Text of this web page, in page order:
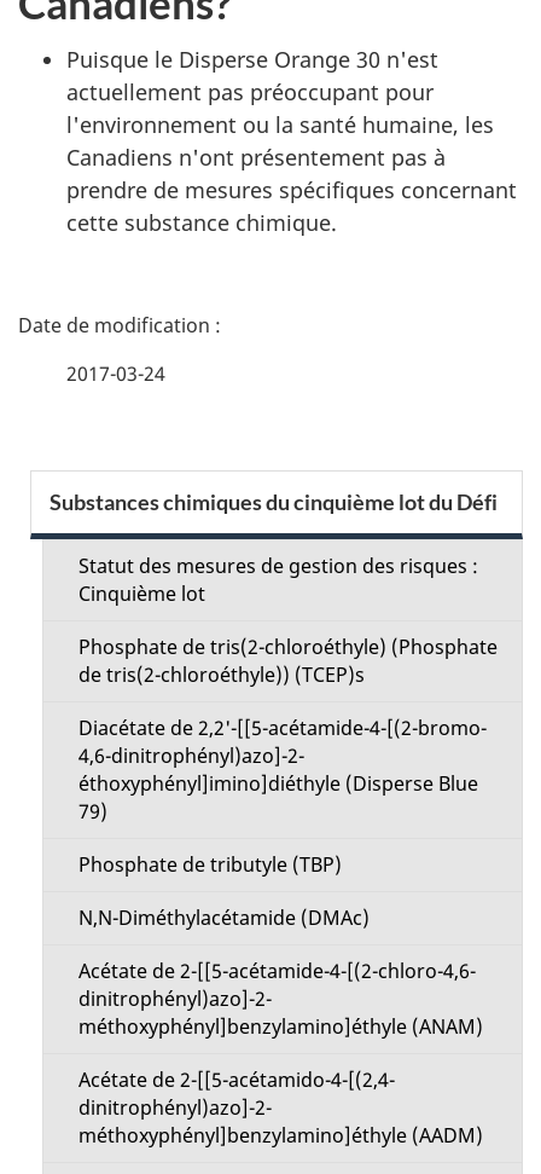
Puisque le Disperse Orange 30 n'est
actuellement pas préoccupant pour
l'environnement ou la santé humaine, les
Canadiens n'ont présentement pas à
prendre de mesures spécifiques concernant
cette substance chimique.
D
a
2017-03-24
e
Substances chimiques du cinquième lot du Défi
Statut des mesures de gestion des risques :
Cinquième lot
Phosphate de tris(2-chloroéthyle) (Phosphate
de tris(2-chloroéthyle)) (TCEP)s
Diacétate de 2,2'-[[5-acétamide-4-[(2-bromo-
4,6-dinitrophényl)azo]-2-
éthoxyphényl]imino]diéthyle (Disperse Blue
79)
Phosphate de tributyle (TBP)
N,N-Diméthylacétamide (DMAc)
Acétate de 2-[[5-acétamide-4-[(2-chloro-4,6-
dinitrophényl)azo]-2-
méthoxyphényl]benzylamino]éthyle (ANAM)
Acétate de 2-[[5-acétamido-4-[(2,4-
dinitrophényl)azo]-2-
méthoxyphényl]benzylamino]éthyle (AADM)